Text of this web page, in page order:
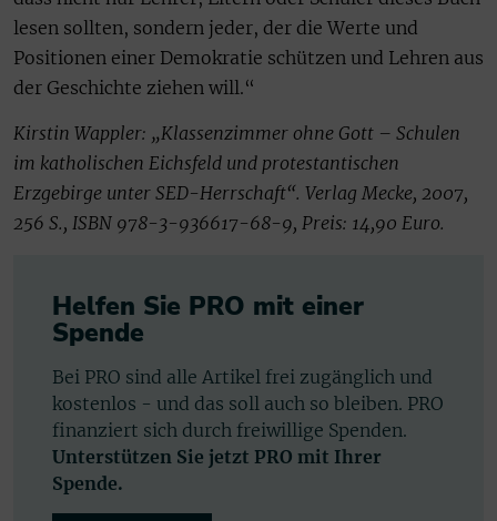
lesen sollten, sondern jeder, der die Werte und
Positionen einer Demokratie schützen und Lehren aus
der Geschichte ziehen will.“
Kirstin Wappler: „Klassenzimmer ohne Gott – Schulen
im katholischen Eichsfeld und protestantischen
Erzgebirge unter SED-Herrschaft“. Verlag Mecke, 2007,
256 S., ISBN 978-3-936617-68-9, Preis: 14,90 Euro.
Helfen Sie PRO mit einer
Spende
Bei PRO sind alle Artikel frei zugänglich und
kostenlos - und das soll auch so bleiben. PRO
finanziert sich durch freiwillige Spenden.
Unterstützen Sie jetzt PRO mit Ihrer
Spende.